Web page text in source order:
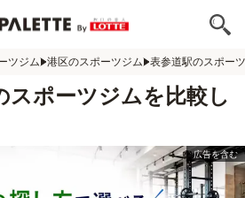
ツジム 港区のスポーツジム 表参道駅のスポー
スポーツジムを比較し